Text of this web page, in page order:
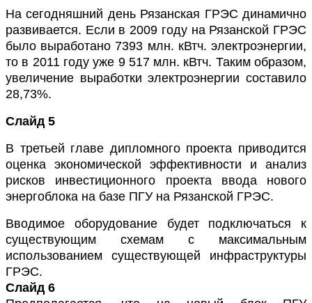
На сегодняшний день Рязанская ГРЭС динамично
развивается. Если в 2009 году на Рязанской ГРЭС
было выработано 7393 млн. кВтч. электроэнергии,
то в 2011 году уже 9 517 млн. кВтч. Таким образом,
увеличение выработки электроэнергии составило
28,73%.
Слайд 5
В третьей главе дипломного проекта приводится
оценка экономической эффективности и анализ
рисков инвестиционного проекта ввода нового
энергоблока на базе ПГУ на Рязанской ГРЭС.
Вводимое оборудование будет подключаться к
существующим схемам с максимальным
использованием существующей инфраструктуры
ГРЭС.
Слайд 6